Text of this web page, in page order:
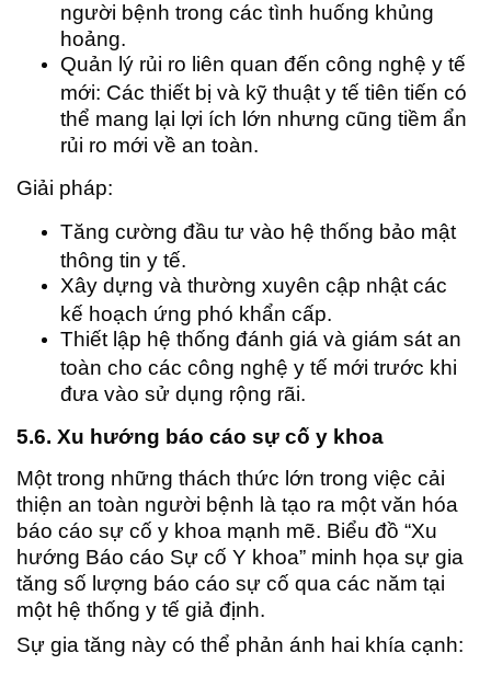
người bệnh trong các tình huống khủng
hoảng.
Quản lý rủi ro liên quan đến công nghệ y tế
mới: Các thiết bị và kỹ thuật y tế tiên tiến có
thể mang lại lợi ích lớn nhưng cũng tiềm ẩn
rủi ro mới về an toàn.
Giải pháp:
Tăng cường đầu tư vào hệ thống bảo mật
thông tin y tế.
Xây dựng và thường xuyên cập nhật các
kế hoạch ứng phó khẩn cấp.
Thiết lập hệ thống đánh giá và giám sát an
toàn cho các công nghệ y tế mới trước khi
đưa vào sử dụng rộng rãi.
5.6. Xu hướng báo cáo sự cố y khoa
Một trong những thách thức lớn trong việc cải
thiện an toàn người bệnh là tạo ra một văn hóa
báo cáo sự cố y khoa mạnh mẽ. Biểu đồ “Xu
hướng Báo cáo Sự cố Y khoa” minh họa sự gia
tăng số lượng báo cáo sự cố qua các năm tại
một hệ thống y tế giả định.
Sự gia tăng này có thể phản ánh hai khía cạnh: